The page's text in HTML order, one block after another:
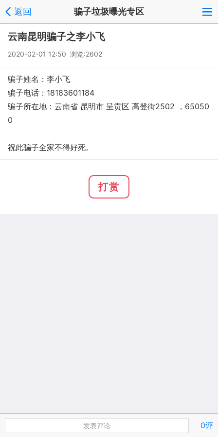
返回 骗子垃圾曝光专区
云南昆明骗子之李小飞
2020-02-01 12:50 浏览:2602
骗子姓名：李小飞
骗子电话：18183601184
骗子所在地：云南省 昆明市 呈贡区 高登街2502 ，65050
0
祝此骗子全家不得好死。
打赏
发表评论 0评